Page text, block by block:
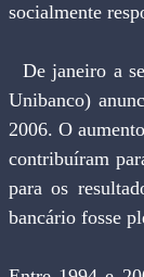
socialmente
Unibanco)
2006. O
contribuíram
para os
bancário fosse